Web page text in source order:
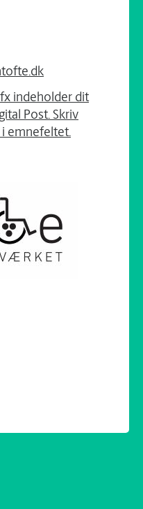
indeholder dit
Post. Skriv
i emnefeltet.